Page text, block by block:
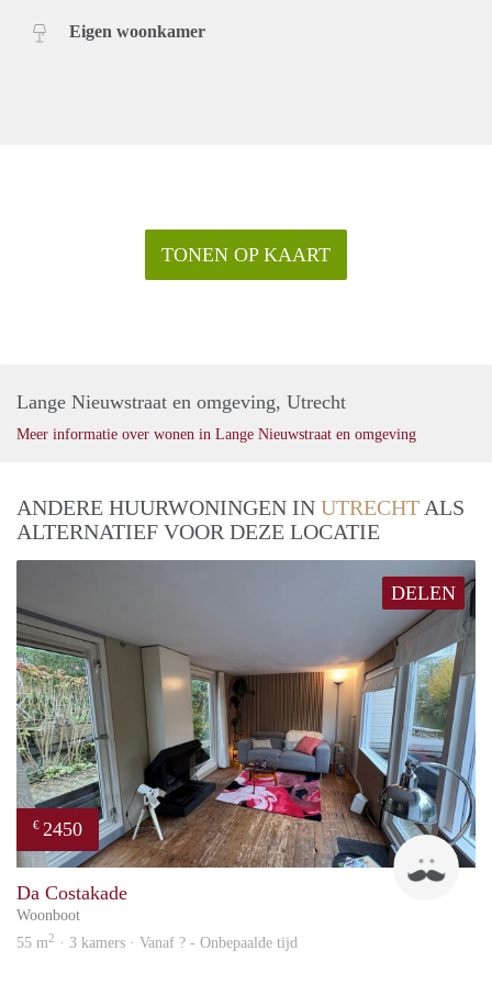
kunnen opnemen.
Eigen woonkamer
TONEN OP KAART
Lange Nieuwstraat en omgeving, Utrecht
Meer informatie over wonen in Lange Nieuwstraat en omgeving
ANDERE HUURWONINGEN IN UTRECHT ALS
ALTERNATIEF VOOR DEZE LOCATIE
DELEN
€ 2450
Da Costakade
Woonboot
55 m2 · 3 kamers · Vanaf ? - Onbepaalde tijd